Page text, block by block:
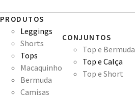
PRODUTOS
Leggings
Shorts
Tops
Macaquinho
Bermuda
Camisas
CONJUNTOS
Top e Bermuda
Top e Calça
Top e Short